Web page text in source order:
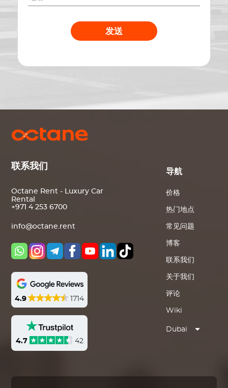
发送
联系我们
Octane Rent - Luxury Car
Rental
+971 4 253 6700
info@octane.rent
4.9 1714
4.7 42
导航
价格
热门地点
常见问题
博客
联系我们
关于我们
评论
Wiki
Dubai